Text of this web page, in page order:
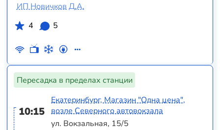
ИП Новичков Д.А.
4
5
Пересадка в пределах станции
10:15
Екатеринбург, Магазин "Одна цена",
возле Северного автовокзала
ул. Вокзальная, 15/5